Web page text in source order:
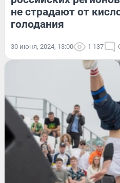
не страдают от
голодания
30 июня, 2024, 13:00 1 137